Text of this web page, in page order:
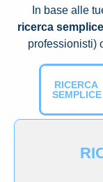
In base alle
ricerca semplice
professionisti)
RICERCA
SEMPLICE